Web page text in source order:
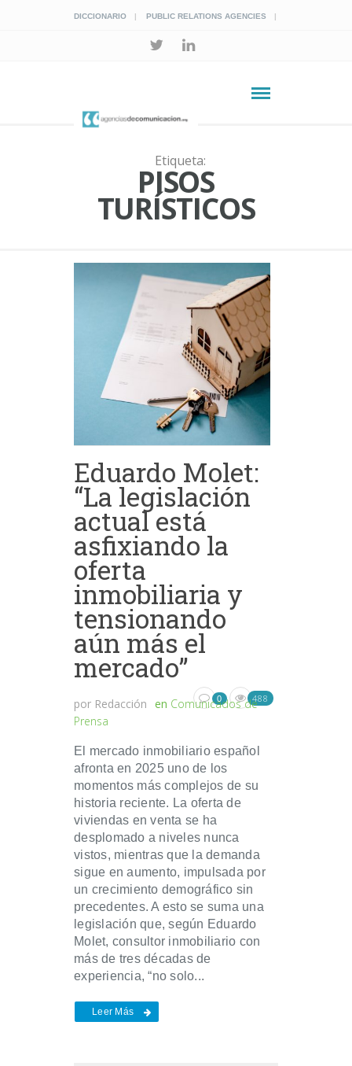
DICCIONARIO PUBLIC RELATIONS AGENCIES
Etiqueta:
PISOS
TURÍSTICOS
Eduardo Molet:
“La legislación
actual está
asfixiando la
oferta
inmobiliaria y
tensionando
aún más el
mercado”
por Redacción en Comunicados de
Prensa
0 488
El mercado inmobiliario español
afronta en 2025 uno de los
momentos más complejos de su
historia reciente. La oferta de
viviendas en venta se ha
desplomado a niveles nunca
vistos, mientras que la demanda
sigue en aumento, impulsada por
un crecimiento demográfico sin
precedentes. A esto se suma una
legislación que, según Eduardo
Molet, consultor inmobiliario con
más de tres décadas de
experiencia, “no solo...
Leer Más